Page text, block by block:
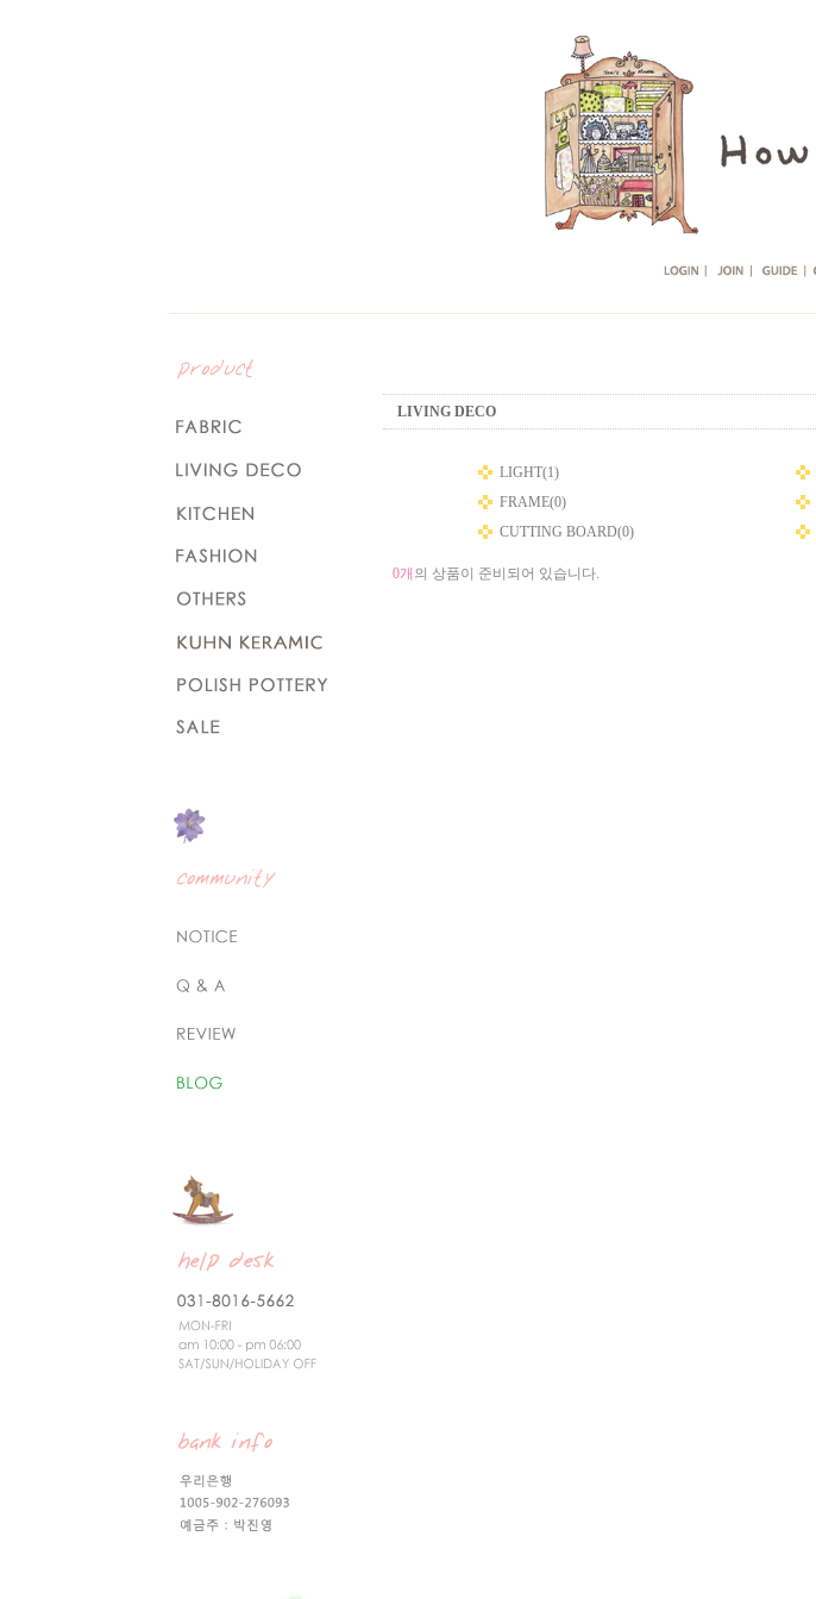
LIVING DECO
LIGHT(1)
FRAME(0)
CUTTING BOARD(0)
0개 의 상품이 준비되어 있습니다.